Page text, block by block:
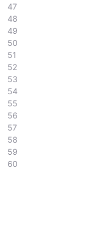
47
48
49
50
51
52
53
54
55
56
57
58
59
60